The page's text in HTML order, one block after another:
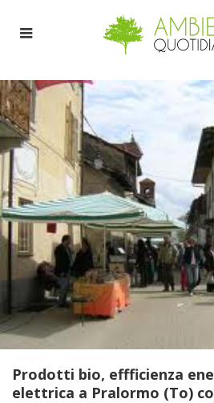
Prodotti bio, effficienza
elettrica a Pralormo (To)